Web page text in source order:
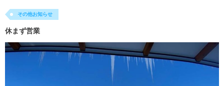
その他お知らせ
休まず営業